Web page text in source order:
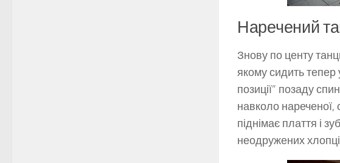
Наречений
Знову по центу
якому сидить тепер
позиції” позаду
навколо
піднімає плаття і
неодружених